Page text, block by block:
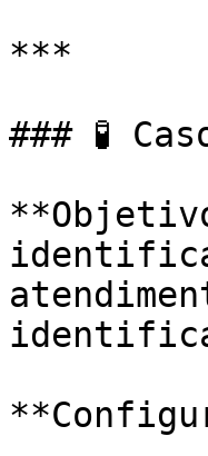
***
### 🧪